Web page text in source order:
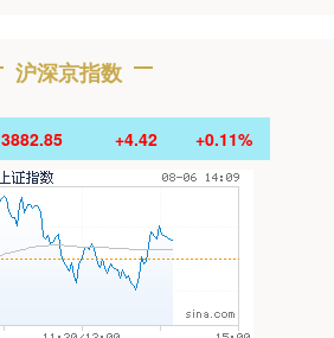
沪深京指数
3882.85 +4.42 +0.11%